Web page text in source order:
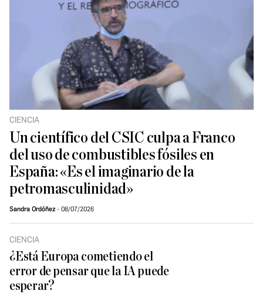
CIENCIA
Un científico del CSIC culpa a Franco
del uso de combustibles fósiles en
España: «Es el imaginario de la
petromasculinidad»
Sandra Ordóñez 08/07/2026
CIENCIA
¿Está Europa cometiendo el
error de pensar que la IA puede
esperar?